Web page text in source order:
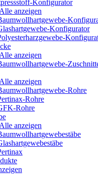
Konfigurator
Alle anzeigen
Konfigurator
Alle anzeigen
Alle anzeigen
Rohre
Rohre
Rohre
Alle anzeigen